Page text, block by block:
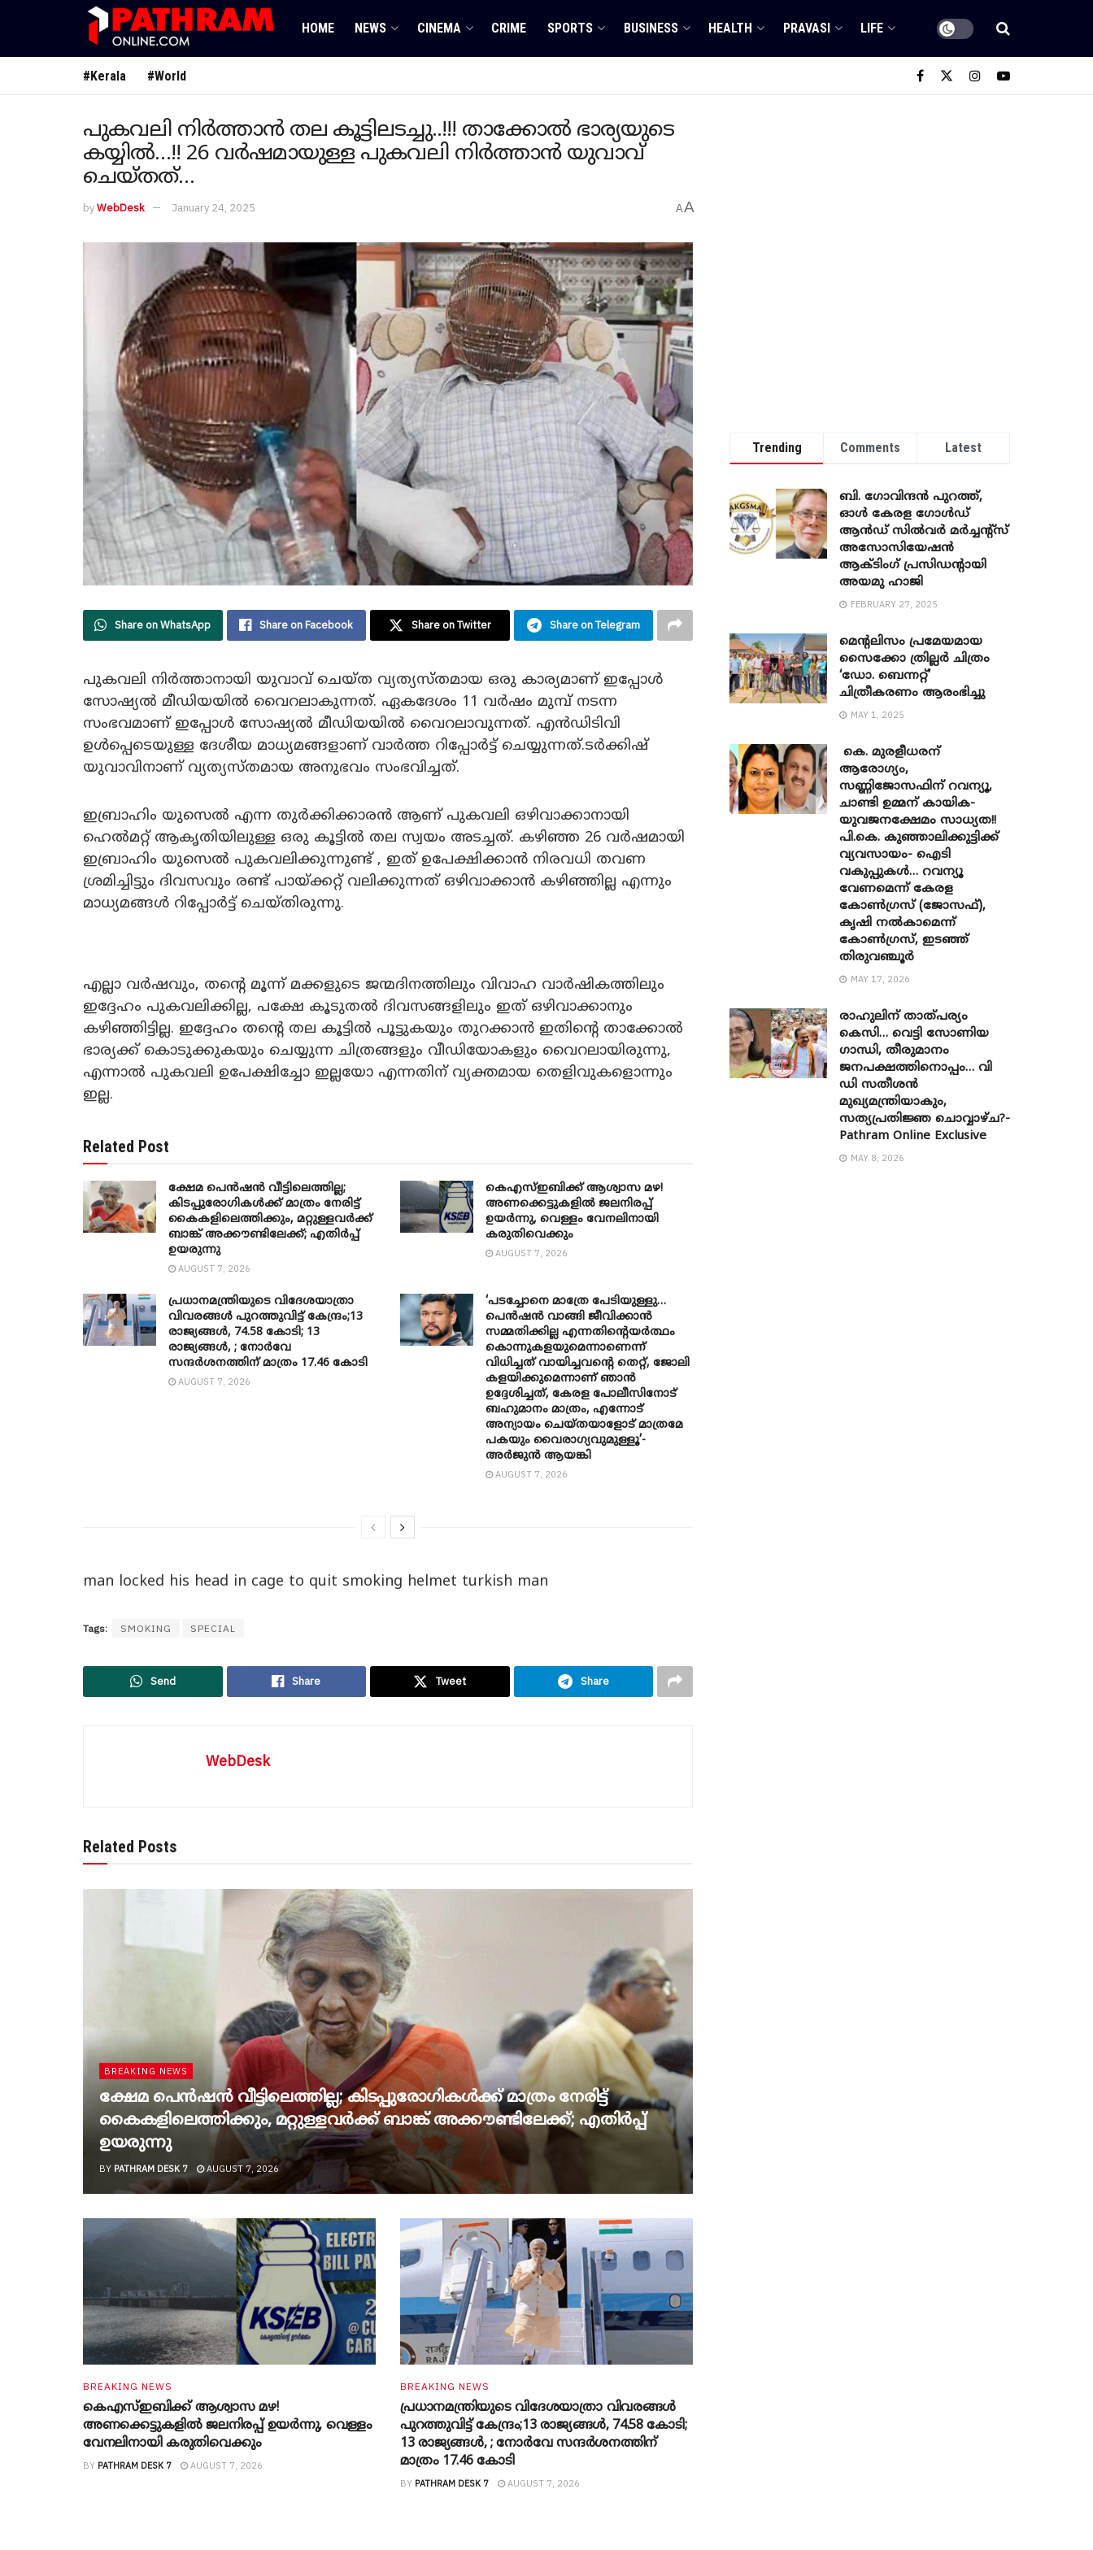
HOME NEWS CINEMA CRIME SPORTS BUSINESS HEALTH PRAVASI LIFE
#Kerala #World
പുകവലി നിർത്താൻ തല കൂട്ടിലടച്ചു..!!! താക്കോൽ ഭാര്യയുടെ
കയ്യിൽ…!! 26 വർഷമായുള്ള പുകവലി നിർത്താൻ യുവാവ്
ചെയ്തത്…
byWebDesk January 24, 2025 AA
Share on WhatsApp Share on Facebook Share on Twitter Share on Telegram
പുകവലി നിർത്താനായി യുവാവ് ചെയ്ത വ്യത്യസ്‌തമായ ഒരു കാര്യമാണ് ഇപ്പോൾ
സോഷ്യൽ മീഡിയയിൽ വൈറലാകുന്നത്. ഏകദേശം 11 വർഷം മുമ്പ് നടന്ന
സംഭവമാണ് ഇപ്പോൾ സോഷ്യൽ മീഡിയയിൽ വൈറലാവുന്നത്. എൻഡിടിവി
ഉൾപ്പെടെയുള്ള ദേശീയ മാധ്യമങ്ങളാണ് വാർത്ത റിപ്പോർട്ട് ചെയ്യുന്നത്.ടർക്കിഷ്
യുവാവിനാണ് വ്യത്യസ്തമായ അനുഭവം സംഭവിച്ചത്.
ഇബ്രാഹിം യുസെൽ എന്ന തുർക്കിക്കാരൻ ആണ് പുകവലി ഒഴിവാക്കാനായി
ഹെൽമറ്റ് ആകൃതിയിലുള്ള ഒരു കൂട്ടിൽ തല സ്വയം അടച്ചത്. കഴിഞ്ഞ 26 വർഷമായി
ഇബ്രാഹിം യുസെൽ പുകവലിക്കുന്നുണ്ട് , ഇത് ഉപേക്ഷിക്കാൻ നിരവധി തവണ
ശ്രമിച്ചിട്ടും ദിവസവും രണ്ട് പായ്ക്കറ്റ് വലിക്കുന്നത് ഒഴിവാക്കാൻ കഴിഞ്ഞില്ല എന്നും
മാധ്യമങ്ങൾ റിപ്പോർട്ട് ചെയ്തിരുന്നു.
എല്ലാ വർഷവും, തൻ്റെ മൂന്ന് മക്കളുടെ ജന്മദിനത്തിലും വിവാഹ വാർഷികത്തിലും
ഇദ്ദേഹം പുകവലിക്കില്ല, പക്ഷേ കൂടുതൽ ദിവസങ്ങളിലും ഇത് ഒഴിവാക്കാനും
കഴിഞ്ഞിട്ടില്ല. ഇദ്ദേഹം തന്റെ തല കൂട്ടിൽ പൂട്ടുകയും തുറക്കാൻ ഇതിന്റെ താക്കോൽ
ഭാര്യക്ക് കൊടുക്കുകയും ചെയ്യുന്ന ചിത്രങ്ങളും വീഡിയോകളും വൈറലായിരുന്നു,
എന്നാൽ പുകവലി ഉപേക്ഷിച്ചോ ഇല്ലയോ എന്നതിന് വ്യക്തമായ തെളിവുകളൊന്നും
ഇല്ല.
Related Post
ക്ഷേമ പെൻഷൻ വീട്ടിലെത്തില്ല;
കിടപ്പുരോഗികൾക്ക് മാത്രം നേരിട്ട്
കൈകളിലെത്തിക്കും, മറ്റുള്ളവർക്ക്
ബാങ്ക് അക്കൗണ്ടിലേക്ക്; എതിർപ്പ്
ഉയരുന്നു
AUGUST 7, 2026
കെഎസ്ഇബിക്ക് ആശ്വാസ മഴ!
അണക്കെട്ടുകളിൽ ജലനിരപ്പ്
ഉയർന്നു, വെള്ളം വേനലിനായി
കരുതിവെക്കും
AUGUST 7, 2026
പ്രധാനമന്ത്രിയുടെ വിദേശയാത്രാ
വിവരങ്ങൾ പുറത്തുവിട്ട് കേന്ദ്രം;13
രാജ്യങ്ങൾ, 74.58 കോടി; 13
രാജ്യങ്ങൾ, ; നോർവേ
സന്ദർശനത്തിന് മാത്രം 17.46 കോടി
AUGUST 7, 2026
‘പടച്ചോനെ മാത്രേ പേടിയുള്ളു…
പെൻഷൻ വാങ്ങി ജീവിക്കാൻ
സമ്മതിക്കില്ല എന്നതിന്റെയർത്ഥം
കൊന്നുകളയുമെന്നാണെന്ന്
വിധിച്ചത് വായിച്ചവന്റെ തെറ്റ്, ജോലി
കളയിക്കുമെന്നാണ് ഞാൻ
ഉദ്ദേശിച്ചത്, കേരള പോലീസിനോട്
ബഹുമാനം മാത്രം, എന്നോട്
അന്യായം ചെയ്തയാളോട് മാത്രമേ
പകയും വൈരാഗ്യവുമുള്ളൂ’-
അർജുൻ ആയങ്കി
AUGUST 7, 2026
man locked his head in cage to quit smoking helmet turkish man
Tags: SMOKING SPECIAL
Send Share Tweet Share
WebDesk
Related Posts
BREAKING NEWS
ക്ഷേമ പെൻഷൻ വീട്ടിലെത്തില്ല; കിടപ്പുരോഗികൾക്ക് മാത്രം നേരിട്ട്
കൈകളിലെത്തിക്കും, മറ്റുള്ളവർക്ക് ബാങ്ക് അക്കൗണ്ടിലേക്ക്; എതിർപ്പ്
ഉയരുന്നു
BY PATHRAM DESK 7 AUGUST 7, 2026
BREAKING NEWS
കെഎസ്ഇബിക്ക് ആശ്വാസ മഴ!
അണക്കെട്ടുകളിൽ ജലനിരപ്പ് ഉയർന്നു, വെള്ളം
വേനലിനായി കരുതിവെക്കും
BY PATHRAM DESK 7 AUGUST 7, 2026
BREAKING NEWS
പ്രധാനമന്ത്രിയുടെ വിദേശയാത്രാ വിവരങ്ങൾ
പുറത്തുവിട്ട് കേന്ദ്രം;13 രാജ്യങ്ങൾ, 74.58 കോടി;
13 രാജ്യങ്ങൾ, ; നോർവേ സന്ദർശനത്തിന്
മാത്രം 17.46 കോടി
BY PATHRAM DESK 7 AUGUST 7, 2026
Trending Comments Latest
ബി. ​ഗോവിന്ദൻ പുറത്ത്,
ഓൾ കേരള ഗോൾഡ്
ആൻഡ് സിൽവർ മർച്ചന്റ്സ്
അസോസിയേഷൻ
ആക്ടിംഗ് പ്രസിഡന്റായി
അയമു ഹാജി
FEBRUARY 27, 2025
മെന്‍റലിസം പ്രമേയമായ
സൈക്കോ ത്രില്ലർ ചിത്രം
‘ഡോ. ബെന്നറ്റ്’
ചിത്രീകരണം ആരംഭിച്ചു
MAY 1, 2025
കെ. മുരളീധരന്
ആരോഗ്യം,
സണ്ണിജോസഫിന് റവന്യൂ,
ചാണ്ടി ഉമ്മന് കായിക-
യുവജനക്ഷേമം സാധ്യത!!
പി.കെ. കുഞ്ഞാലിക്കുട്ടിക്ക്
വ്യവസായം- ഐടി
വകുപ്പുകൾ… റവന്യൂ
വേണമെന്ന് കേരള
കോൺഗ്രസ് (ജോസഫ്),
കൃഷി നൽകാമെന്ന്
കോൺഗ്രസ്, ഇടഞ്ഞ്
തിരുവഞ്ചൂർ
MAY 17, 2026
രാഹുലിന് താത്പര്യം
കെസി… വെട്ടി സോണിയ ​
ഗാന്ധി, തീരുമാനം
ജനപക്ഷത്തിനൊപ്പം… വി
ഡി സതീശൻ
മുഖ്യമന്ത്രിയാകും,
സത്യപ്രതിജ്ഞ ചൊവ്വാഴ്ച?-
Pathram Online Exclusive
MAY 8, 2026